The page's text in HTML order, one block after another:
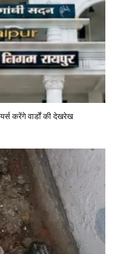
करेंगे वार्डों की देखरेख